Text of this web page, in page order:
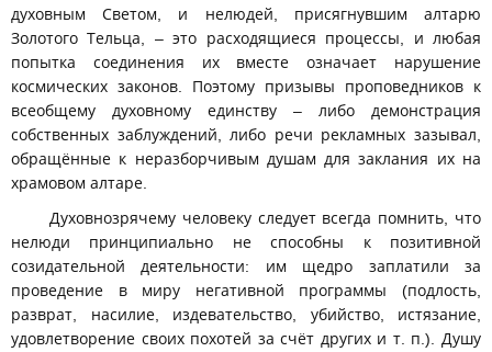
духовным Светом, и нелюдей, присягнувшим алтарю
Золотого Тельца, – это расходящиеся процессы, и любая
попытка соединения их вместе означает нарушение
космических законов. Поэтому призывы проповедников к
всеобщему духовному единству – либо демонстрация
собственных заблуждений, либо речи рекламных зазывал,
обращённые к неразборчивым душам для заклания их на
храмовом алтаре.
Духовнозрячему человеку следует всегда помнить, что
нелюди принципиально не способны к позитивной
созидательной деятельности: им щедро заплатили за
проведение в миру негативной программы (подлость,
разврат, насилие, издевательство, убийство, истязание,
удовлетворение своих похотей за счёт других и т. п.). Душу